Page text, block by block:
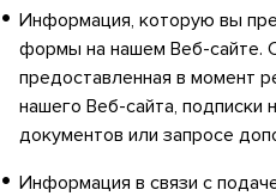
Информация, которую вы
формы на нашем Веб-сайте.
предоставленная в момент
нашего Веб-сайта, подписки
документов или запросе
Информация в связи с